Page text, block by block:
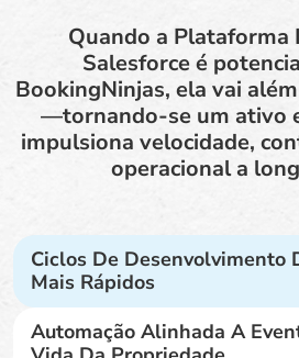
Quando a Plataforma
Salesforce é
BookingNinjas, ela vai
—tornando-se um ativo
impulsiona velocidade,
operacional a
Ciclos De Desenvolvimento
Mais Rápidos
Automação Alinhada A